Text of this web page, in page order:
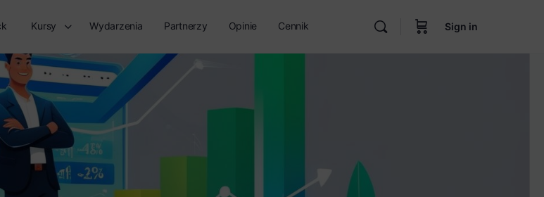
Kursy Wydarzenia Partnerzy Opinie Cennik Sign in